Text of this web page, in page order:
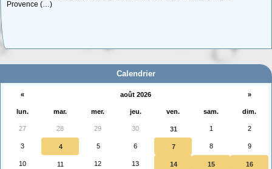
Calendrier
« août 2026 »
lun. mar. mer. jeu. ven. sam. dim.
27 28 29 30 31 1 2
3 4 5 6 7 8 9
10 11 12 13 14 15 16